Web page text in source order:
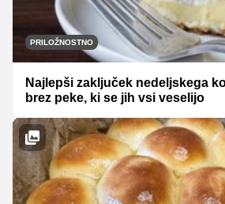
PRILOŽNOSTNO
Najlepši zaključek nedeljskega
brez peke, ki se jih vsi veselijo